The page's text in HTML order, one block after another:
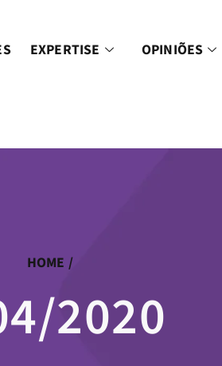
EXPERTISE OPINIÕES
HOME /
2020